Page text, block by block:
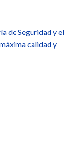
de Seguridad y el
calidad y